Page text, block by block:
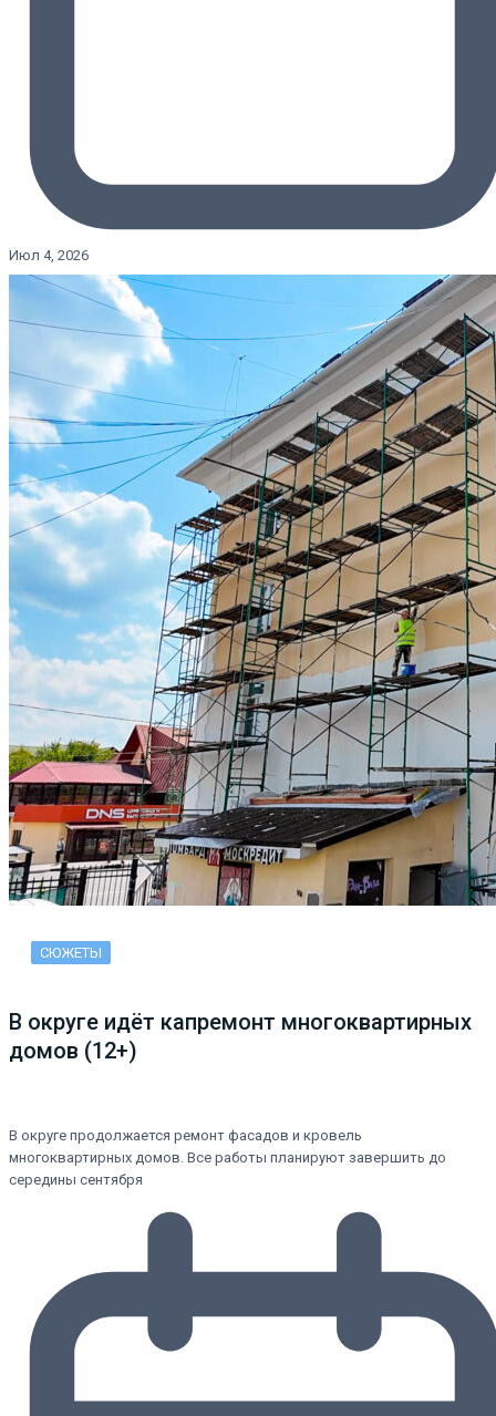
Июл 4, 2026
СЮЖЕТЫ
В округе идёт капремонт многоквартирных
домов (12+)
В округе продолжается ремонт фасадов и кровель
многоквартирных домов. Все работы планируют завершить до
середины сентября